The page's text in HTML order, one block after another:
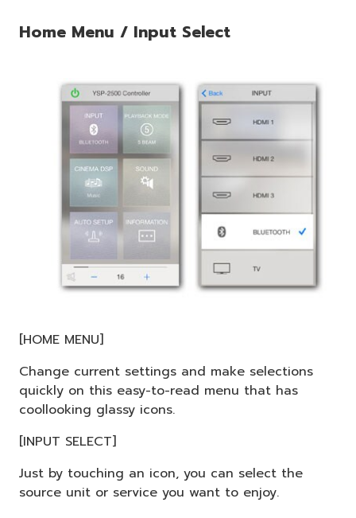
Home Menu / Input Select
[HOME MENU]
Change current settings and make selections
quickly on this easy-to-read menu that has
coollooking glassy icons.
[INPUT SELECT]
Just by touching an icon, you can select the
source unit or service you want to enjoy.